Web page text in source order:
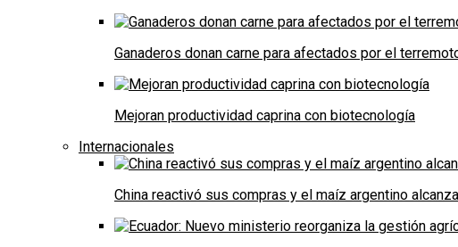
Ganaderos donan carne para afectados por el
Mejoran productividad caprina con biotecnología
Internacionales
China reactivó sus compras y el maíz argentino